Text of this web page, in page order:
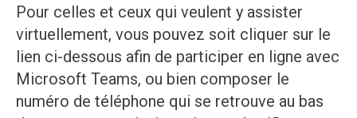
Pour celles et ceux qui veulent y assister
virtuellement, vous pouvez soit cliquer sur le
lien ci-dessous afin de participer en ligne avec
Microsoft Teams, ou bien composer le
numéro de téléphone qui se retrouve au bas